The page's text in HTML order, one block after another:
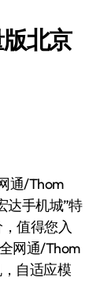
北京
达手机城”特
值得您入
网通/Thom
自适应模